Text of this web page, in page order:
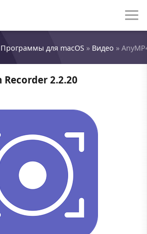
Программы для macOS » Видео »
Recorder 2.2.20